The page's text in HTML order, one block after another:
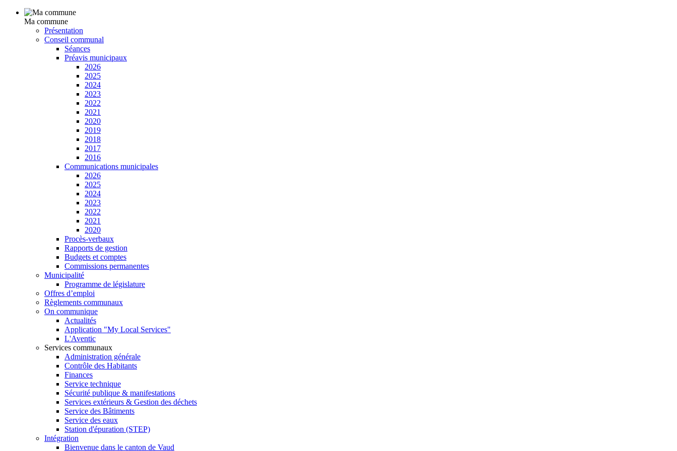
Ma commune
Présentation
Conseil communal
Séances
Préavis municipaux
2026
2025
2024
2023
2022
2021
2020
2019
2018
2017
2016
Communications municipales
2026
2025
2024
2023
2022
2021
2020
Procès-verbaux
Rapports de gestion
Budgets et comptes
Commissions permanentes
Municipalité
Programme de législature
Offres d’emploi
Règlements communaux
On communique
Actualités
Application "My Local Services"
L'Aventic
Services communaux
Administration générale
Contrôle des Habitants
Finances
Service technique
Sécurité publique & manifestations
Services extérieurs & Gestion des déchets
Service des Bâtiments
Service des eaux
Station d'épuration (STEP)
Intégration
Bienvenue dans le canton de Vaud